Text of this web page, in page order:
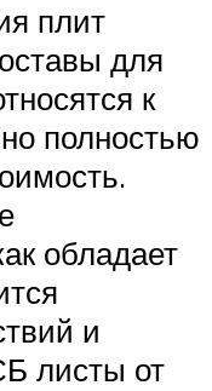
плит
для
к
полностью
обладает
и
листы от